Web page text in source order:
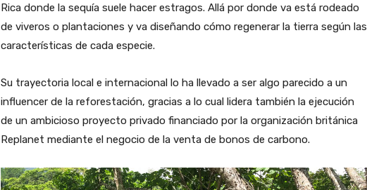
Rica donde la sequía suele hacer estragos. Allá por donde va está rodeado
de viveros o plantaciones y va diseñando cómo regenerar la tierra según las
características de cada especie.
Su trayectoria local e internacional lo ha llevado a ser algo parecido a un
influencer de la reforestación, gracias a lo cual lidera también la ejecución
de un ambicioso proyecto privado financiado por la organización británica
Replanet mediante el negocio de la venta de bonos de carbono.